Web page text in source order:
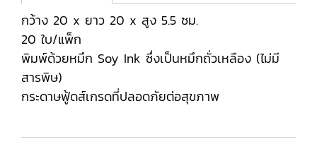
กว้าง 20 x ยาว 20 x สูง 5.5 ซม.
20 ใบ/แพ็ก
พิมพ์ด้วยหมึก Soy Ink ซึ่งเป็นหมึกถั่วเหลือง (ไม่มี
สารพิษ)
กระดาษฟู้ดส์เกรดที่ปลอดภัยต่อสุขภาพ